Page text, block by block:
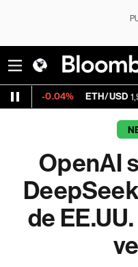
ETH/USD 1,900.94 -
OpenAI
de